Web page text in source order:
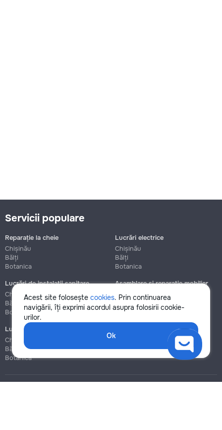
Acest site folosește cookies. Prin continuarea
navigării, îți exprimi acordul asupra folosirii cookie-
urilor.
Ok
Servicii populare
Reparație la cheie
Chișinău
Bălți
Botanica
Lucrări electrice
Chișinău
Bălți
Botanica
Lucrări de instalații sanitare
Chișinău
Bălți
Botanica
Asamblare și reparație mobilier
Chișinău
Botanica
Lucrări de construcție și instalare
Chișinău
Bălți
Botanica